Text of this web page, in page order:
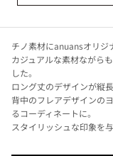
チノ素材にanuansオリジ
カジュアルな素材ながら
した。
ロング丈のデザインが縦
背中のフレアデザインの
るコーディネートに。
スタイリッシュな印象を